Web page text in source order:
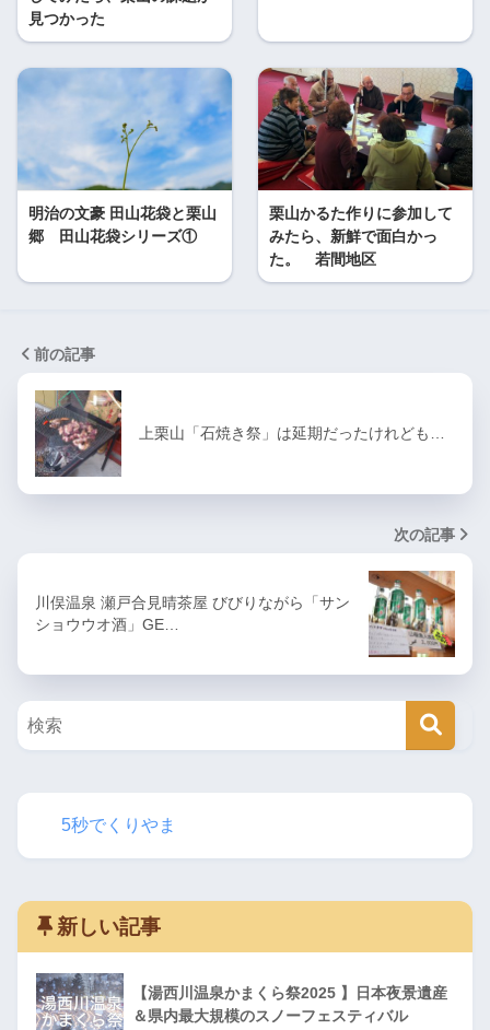
見つかった
明治の文豪 田山花袋と栗山
郷 田山花袋シリーズ①
栗山かるた作りに参加して
みたら、新鮮で面白かっ
た。 若間地区
前の記事
上栗山「石焼き祭」は延期だったけれども…
次の記事
川俣温泉 瀬戸合見晴茶屋 びびりながら「サン
ショウウオ酒」GE…
5秒でくりやま
新しい記事
【湯西川温泉かまくら祭2025 】日本夜景遺産
＆県内最大規模のスノーフェスティバル